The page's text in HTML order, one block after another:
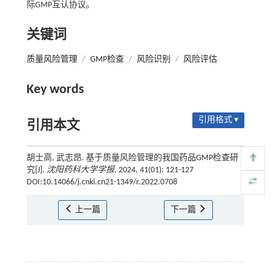
际GMP互认协议。
关键词
质量风险管理 / GMP检查 / 风险识别 / 风险评估
Key words
引用本文 引用格式 ▾
胡士高, 武志昂. 基于质量风险管理的我国药品GMP检查研
究[J]. 沈阳药科大学学报, 2024, 41(01): 121-127
DOI:10.14066/j.cnki.cn21-1349/r.2022.0708
上一篇 下一篇